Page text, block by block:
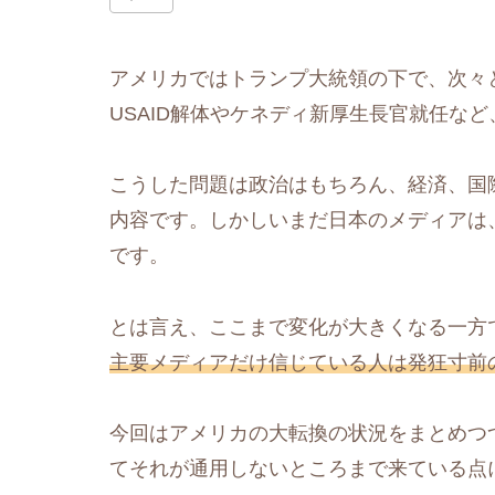
アメリカではトランプ大統領の下で、次
USAID解体やケネディ新厚生長官就任な
こうした問題は政治はもちろん、経済、
内容です。しかしいまだ日本のメディア
です。
とは言え、ここまで変化が大きくなる一
主要メディアだけ信じている人は発狂寸
今回はアメリカの大転換の状況をまとめ
てそれが通用しないところまで来ている